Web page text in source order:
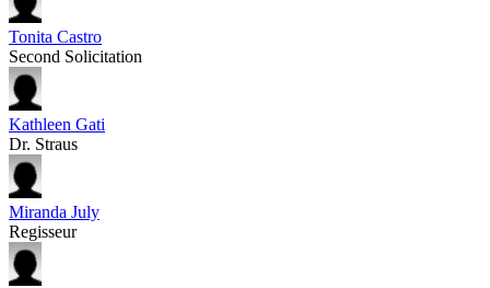
Tonita Castro
Second Solicitation
Kathleen Gati
Dr. Straus
Miranda July
Regisseur